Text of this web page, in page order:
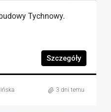
Tychnowy.
Szczegóły
3 dni temu